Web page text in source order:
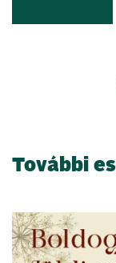
További